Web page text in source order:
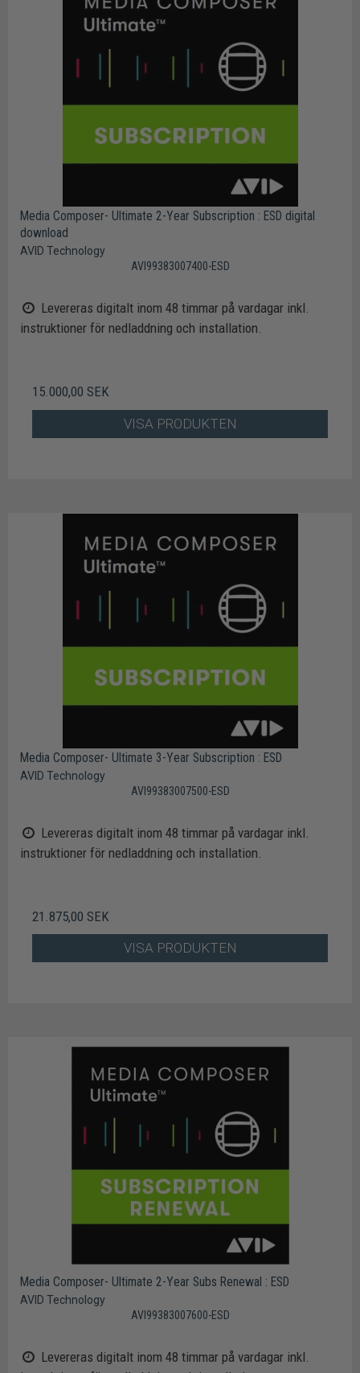
Media Composer- Ultimate 2-Year Subscription : ESD digital
download
AVID Technology
AVI99383007400-ESD
Levereras digitalt inom 48 timmar på vardagar inkl.
instruktioner för nedladdning och installation.
15.000,00 SEK
VISA PRODUKTEN
Media Composer- Ultimate 3-Year Subscription : ESD
AVID Technology
AVI99383007500-ESD
Levereras digitalt inom 48 timmar på vardagar inkl.
instruktioner för nedladdning och installation.
21.875,00 SEK
VISA PRODUKTEN
Media Composer- Ultimate 2-Year Subs Renewal : ESD
AVID Technology
AVI99383007600-ESD
Levereras digitalt inom 48 timmar på vardagar inkl.